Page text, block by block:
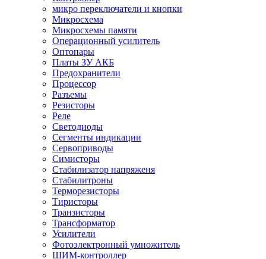
микро переключатели и кнопки
Микросхема
Микросхемы памяти
Операционный усилитель
Оптопары
Платы ЗУ АКБ
Предохранители
Процессор
Разъемы
Резисторы
Реле
Светодиоды
Сегменты индикации
Сервоприводы
Симисторы
Стабилизатор напряженя
Стабилитроны
Терморезисторы
Тиристоры
Транзисторы
Трансформатор
Усилители
Фотоэлектронный умножитель
ШИМ-контроллер